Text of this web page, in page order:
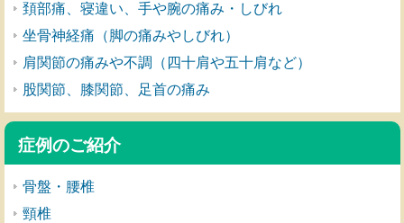
頚部痛、寝違い、手や腕の痛み・しびれ
坐骨神経痛（脚の痛みやしびれ）
肩関節の痛みや不調（四十肩や五十肩など）
股関節、膝関節、足首の痛み
症例のご紹介
骨盤・腰椎
頸椎